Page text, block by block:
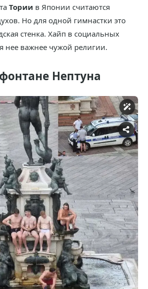
Тории в Японии считаются
Но для одной гимнастки это
стенка. Хайп в социальных
нее важнее чужой религии.
Нептуна